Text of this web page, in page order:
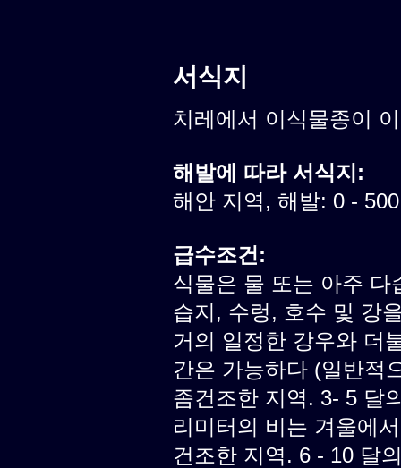
서식지
치레에서 이식물종이
해발에 따라 서식지:
해안 지역, 해발: 0 -
급수조건:
식물은 물 또는 아주 다
습지, 수렁, 호수 및 강
거의 일정한 강우와 더
간은 가능하다 (일반적
좀건조한 지역. 3- 5 달
리미터의 비는 겨울에
건조한 지역. 6 - 10 달